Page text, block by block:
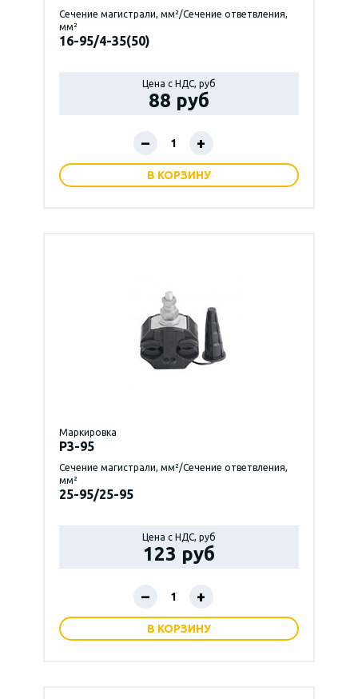
Сечение магистрали, мм²/Сечение ответвления,
мм²
16-95/4-35(50)
Цена с НДС, руб
88 руб
– +
В КОРЗИНУ
Маркировка
P3-95
Сечение магистрали, мм²/Сечение ответвления,
мм²
25-95/25-95
Цена с НДС, руб
123 руб
– +
В КОРЗИНУ